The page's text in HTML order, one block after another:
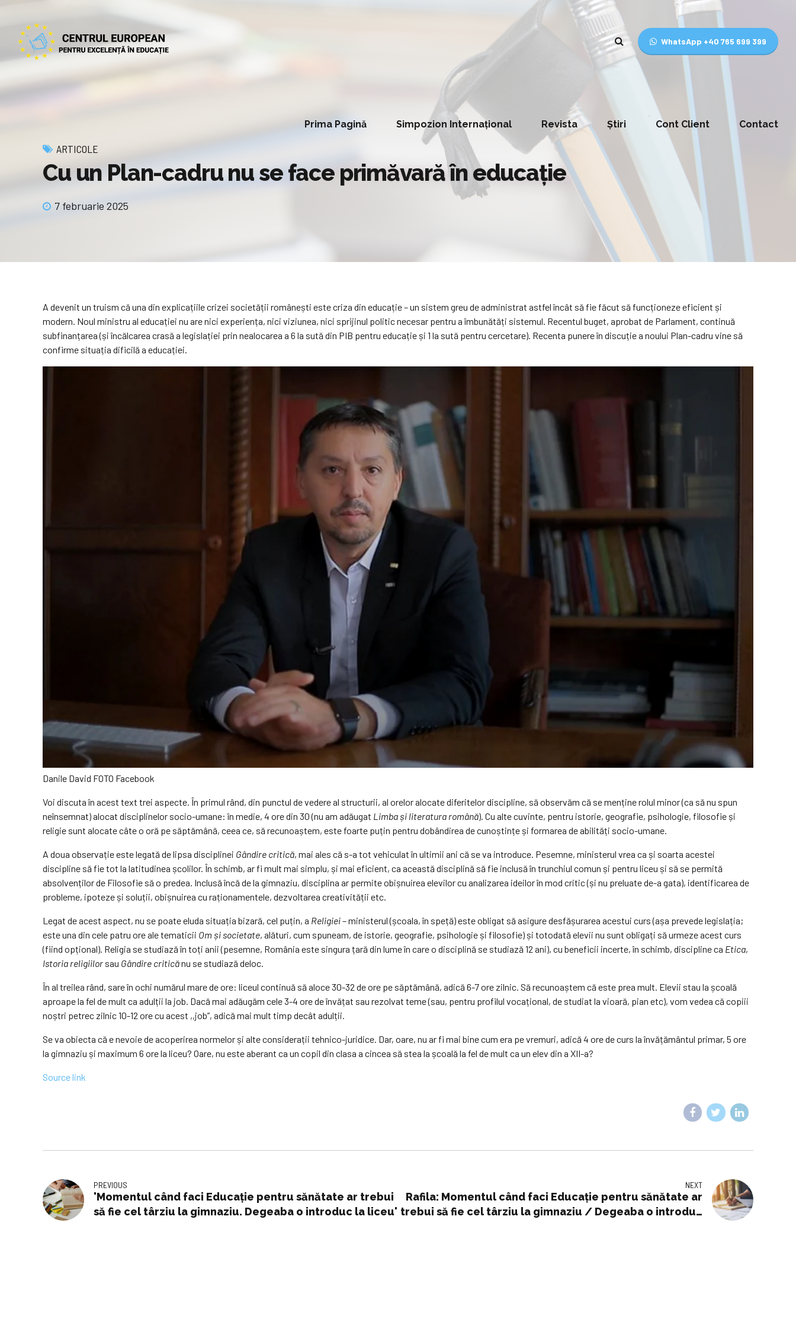
WhatsApp +40 765 699 399
Prima Pagină Simpozion Internațional Revista Știri Cont Client Contact
ARTICOLE
Cu un Plan-cadru nu se face primăvară în educație
7 februarie 2025
A devenit un truism că una din explicațiile crizei societății românești este criza din educație – un sistem greu de administrat astfel încât să fie făcut să funcționeze eficient și
modern. Noul ministru al educației nu are nici experiența, nici viziunea, nici sprijinul politic necesar pentru a îmbunătăți sistemul. Recentul buget, aprobat de Parlament, continuă
subfinanțarea (și încălcarea crasă a legislației prin nealocarea a 6 la sută din PIB pentru educație și 1 la sută pentru cercetare). Recenta punere în discuție a noului Plan-cadru vine să
confirme situația dificilă a educației.
Danile David FOTO Facebook
Voi discuta în acest text trei aspecte. În primul rând, din punctul de vedere al structurii, al orelor alocate diferitelor discipline, să observăm că se menține rolul minor (ca să nu spun
neînsemnat) alocat disciplinelor socio-umane: în medie, 4 ore din 30 (nu am adăugat Limba și literatura română). Cu alte cuvinte, pentru istorie, geografie, psihologie, filosofie și
religie sunt alocate câte o oră pe săptămână, ceea ce, să recunoaștem, este foarte puțin pentru dobândirea de cunoștințe și formarea de abilități socio-umane.
A doua observație este legată de lipsa disciplinei Gândire critică, mai ales că s-a tot vehiculat în ultimii ani că se va introduce. Pesemne, ministerul vrea ca și soarta acestei
discipline să fie tot la latitudinea școlilor. În schimb, ar fi mult mai simplu, și mai eficient, ca această disciplină să fie inclusă în trunchiul comun și pentru liceu și să se permită
absolvenților de Filosofie să o predea. Inclusă încă de la gimnaziu, disciplina ar permite obișnuirea elevilor cu analizarea ideilor în mod critic (și nu preluate de-a gata), identificarea de
probleme, ipoteze și soluții, obișnuirea cu raționamentele, dezvoltarea creativității etc.
Legat de acest aspect, nu se poate eluda situația bizară, cel puțin, a Religiei– ministerul (școala, în speță) este obligat să asigure desfășurarea acestui curs (așa prevede legislația;
este una din cele patru ore ale tematicii Om și societate, alături, cum spuneam, de istorie, geografie, psihologie și filosofie) și totodată elevii nu sunt obligați să urmeze acest curs
(fiind opțional). Religia se studiază în toți anii (pesemne, România este singura țară din lume în care o disciplină se studiază 12 ani), cu beneficii incerte, în schimb, discipline ca Etica,
Istoria religiilor sau Gândire criticănu se studiază deloc.
În al treilea rând, sare în ochi numărul mare de ore: liceul continuă să aloce 30-32 de ore pe săptămână, adică 6-7 ore zilnic. Să recunoaștem că este prea mult. Elevii stau la școală
aproape la fel de mult ca adulții la job. Dacă mai adăugăm cele 3-4 ore de învățat sau rezolvat teme (sau, pentru profilul vocațional, de studiat la vioară, pian etc), vom vedea că copiii
noștri petrec zilnic 10-12 ore cu acest ,,job”, adică mai mult timp decât adulții.
Se va obiecta că e nevoie de acoperirea normelor și alte considerații tehnico-juridice. Dar, oare, nu ar fi mai bine cum era pe vremuri, adică 4 ore de curs la învățământul primar, 5 ore
la gimnaziu și maximum 6 ore la liceu? Oare, nu este aberant ca un copil din clasa a cincea să stea la școală la fel de mult ca un elev din a XII-a?
Source link
PREVIOUS
'Momentul când faci Educaţie pentru sănătate ar trebui
să fie cel târziu la gimnaziu. Degeaba o introduc la liceu'
NEXT
Rafila: Momentul când faci Educaţie pentru sănătate ar
trebui să fie cel târziu la gimnaziu / Degeaba o introduc